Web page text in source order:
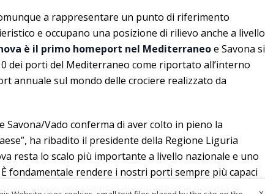
a rappresentare un punto di riferimento
e occupano una posizione di rilievo anche a livello
è il primo homeport nel Mediterraneoe Savona si
dei porti del Mediterraneo come riportato all’interno
annuale sul mondo delle crociere realizzato da
Savona/Vado conferma di aver colto in pieno la
ha ribadito il presidente della Regione Liguria
resta lo scalo più importante a livello nazionale e uno
fondamentale rendere i nostri porti sempre più capaci
penso per esempio ai vantaggi che porterà la